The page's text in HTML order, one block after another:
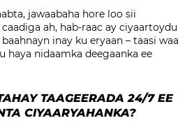
jawaabaha hore loo sii
caadiga ah, hab-raac ay ciyaartoydu
inay ku eryaan – taasi waa
haya nidaamka deegaanka ee
TAAGEERADA 24/7 EE
CIYAARYAHANKA?